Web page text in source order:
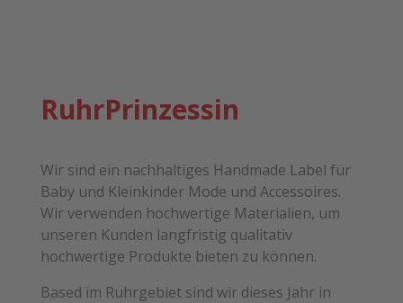
RuhrPrinzessin
Wir sind ein nachhaltiges Handmade Label für
Baby und Kleinkinder Mode und Accessoires.
Wir verwenden hochwertige Materialien, um
unseren Kunden langfristig qualitativ
hochwertige Produkte bieten zu können.
Based im Ruhrgebiet sind wir dieses Jahr in